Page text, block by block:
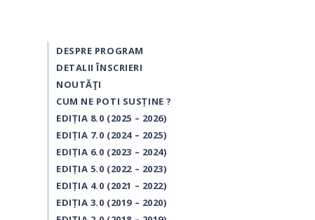
DESPRE PROGRAM
DETALII ÎNSCRIERI
NOUTĂŢI
CUM NE POTI SUSȚINE ?
EDIȚIA 8.0 (2025 – 2026)
EDIȚIA 7.0 (2024 – 2025)
EDIȚIA 6.0 (2023 – 2024)
EDIȚIA 5.0 (2022 – 2023)
EDIȚIA 4.0 (2021 – 2022)
EDIȚIA 3.0 (2019 – 2020)